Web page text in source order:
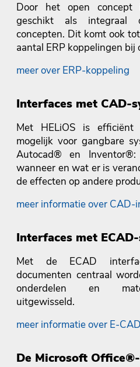
Door het open
geschikt als integraal
concepten. Dit komt ook
aantal ERP koppelingen bij
meer over ERP-koppeling
Interfaces met CAD-
Met HELiOS is efficiënt
mogelijk voor gangbare
Autocad® en
wanneer en wat er is
de effecten op andere
meer informatie over CAD-
Interfaces met
Met de ECAD
documenten centraal
onderdelen en
uitgewisseld.
meer informatie over E-
De Microsoft